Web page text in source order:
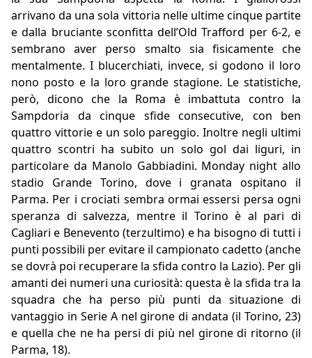
arrivano da una sola vittoria nelle ultime cinque partite
e dalla bruciante sconfitta dell’Old Trafford per 6-2, e
sembrano aver perso smalto sia fisicamente che
mentalmente. I blucerchiati, invece, si godono il loro
nono posto e la loro grande stagione. Le statistiche,
però, dicono che la Roma è imbattuta contro la
Sampdoria da cinque sfide consecutive, con ben
quattro vittorie e un solo pareggio. Inoltre negli ultimi
quattro scontri ha subito un solo gol dai liguri, in
particolare da Manolo Gabbiadini. Monday night allo
stadio Grande Torino, dove i granata ospitano il
Parma. Per i crociati sembra ormai essersi persa ogni
speranza di salvezza, mentre il Torino è al pari di
Cagliari e Benevento (terzultimo) e ha bisogno di tutti i
punti possibili per evitare il campionato cadetto (anche
se dovrà poi recuperare la sfida contro la Lazio). Per gli
amanti dei numeri una curiosità: questa è la sfida tra la
squadra che ha perso più punti da situazione di
vantaggio in Serie A nel girone di andata (il Torino, 23)
e quella che ne ha persi di più nel girone di ritorno (il
Parma, 18).